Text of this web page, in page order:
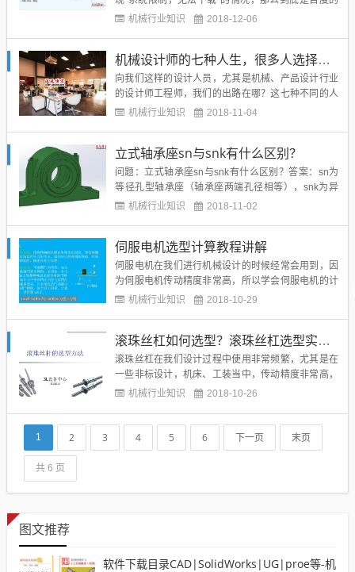
问题还是我们电脑的问题呢？如下图所示：其实这个
败，所以我们要通过下面的方法进行解决：1、点击
开始-运行-输入CMD...
机械行业知识 2018-12-06
机械设计师的七种人生，很多人选择了最后一种
向我们这样的设计人员，尤其是机械、产品设计行业
的设计师工程师，我们的出路在哪？这七种不同的人
生，或许我们大多数人还是第七种。。。开公司/工作
打工，自己创业是另外一种人生体验。就像好朋友高
总说的：以前自己打工，...
机械行业知识 2018-11-04
立式轴承座sn与snk有什么区别？
问题：立式轴承座sn与snk有什么区别？答案：sn为
等径孔型轴承座（轴承座两端孔径相等），snk为异
径孔型轴承座（轴承座两端孔径不相等）轴承座的科
然轴承座这么重要，那么您知道轴承座的作用吗？今
天鑫达为您讲一讲...
机械行业知识 2018-11-02
伺服电机选型计算教程讲解
伺服电机在我们进行机械设计的时候经常会用到，因
为伺服电机传动精度非常高，所以学会伺服电机的计
算与选型非常有必要，下面分享的伺服电机选型PPT
机械行业知识 2018-10-29
滚珠丝杠如何选型？滚珠丝杠选型实例讲解
滚珠丝杠在我们设计过程中使用非常频繁，尤其是在
一些非标设计，机床、工装当中，传动精度非常高，
所以常常搭配伺服电机进行使用，作为传动机构，非
机械行业知识 2018-10-26
1 2 3 4 5 6 下一页 末页
共 6 页
图文推荐
软件下载目录CAD|SolidWorks|UG|proe等-机